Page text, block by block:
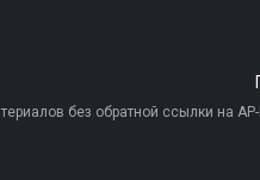
без обратной ссылки на